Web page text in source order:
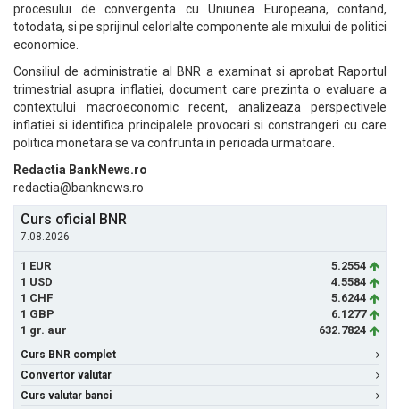
procesului de convergenta cu Uniunea Europeana, contand,
totodata, si pe sprijinul celorlalte componente ale mixului de politici
economice.
Consiliul de administratie al BNR a examinat si aprobat Raportul
trimestrial asupra inflatiei, document care prezinta o evaluare a
contextului macroeconomic recent, analizeaza perspectivele
inflatiei si identifica principalele provocari si constrangeri cu care
politica monetara se va confrunta in perioada urmatoare.
Redactia BankNews.ro
redactia@banknews.ro
Curs oficial BNR
7.08.2026
1 EUR
5.2554
1 USD
4.5584
1 CHF
5.6244
1 GBP
6.1277
1 gr. aur
632.7824
Curs BNR complet
Convertor valutar
Curs valutar banci